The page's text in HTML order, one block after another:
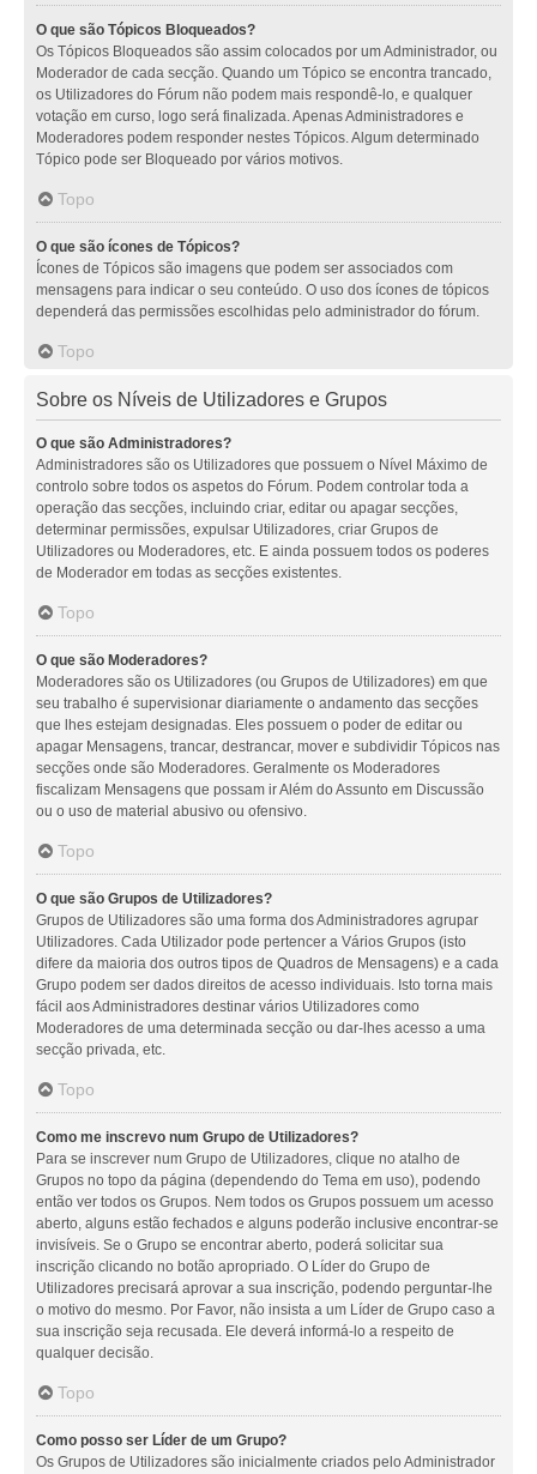
O que são Tópicos Bloqueados?
Os Tópicos Bloqueados são assim colocados por um Administrador, ou
Moderador de cada secção. Quando um Tópico se encontra trancado,
os Utilizadores do Fórum não podem mais respondê-lo, e qualquer
votação em curso, logo será finalizada. Apenas Administradores e
Moderadores podem responder nestes Tópicos. Algum determinado
Tópico pode ser Bloqueado por vários motivos.
Topo
O que são ícones de Tópicos?
Ícones de Tópicos são imagens que podem ser associados com
mensagens para indicar o seu conteúdo. O uso dos ícones de tópicos
dependerá das permissões escolhidas pelo administrador do fórum.
Topo
Sobre os Níveis de Utilizadores e Grupos
O que são Administradores?
Administradores são os Utilizadores que possuem o Nível Máximo de
controlo sobre todos os aspetos do Fórum. Podem controlar toda a
operação das secções, incluindo criar, editar ou apagar secções,
determinar permissões, expulsar Utilizadores, criar Grupos de
Utilizadores ou Moderadores, etc. E ainda possuem todos os poderes
de Moderador em todas as secções existentes.
Topo
O que são Moderadores?
Moderadores são os Utilizadores (ou Grupos de Utilizadores) em que
seu trabalho é supervisionar diariamente o andamento das secções
que lhes estejam designadas. Eles possuem o poder de editar ou
apagar Mensagens, trancar, destrancar, mover e subdividir Tópicos nas
secções onde são Moderadores. Geralmente os Moderadores
fiscalizam Mensagens que possam ir Além do Assunto em Discussão
ou o uso de material abusivo ou ofensivo.
Topo
O que são Grupos de Utilizadores?
Grupos de Utilizadores são uma forma dos Administradores agrupar
Utilizadores. Cada Utilizador pode pertencer a Vários Grupos (isto
difere da maioria dos outros tipos de Quadros de Mensagens) e a cada
Grupo podem ser dados direitos de acesso individuais. Isto torna mais
fácil aos Administradores destinar vários Utilizadores como
Moderadores de uma determinada secção ou dar-lhes acesso a uma
secção privada, etc.
Topo
Como me inscrevo num Grupo de Utilizadores?
Para se inscrever num Grupo de Utilizadores, clique no atalho de
Grupos no topo da página (dependendo do Tema em uso), podendo
então ver todos os Grupos. Nem todos os Grupos possuem um acesso
aberto, alguns estão fechados e alguns poderão inclusive encontrar-se
invisíveis. Se o Grupo se encontrar aberto, poderá solicitar sua
inscrição clicando no botão apropriado. O Líder do Grupo de
Utilizadores precisará aprovar a sua inscrição, podendo perguntar-lhe
o motivo do mesmo. Por Favor, não insista a um Líder de Grupo caso a
sua inscrição seja recusada. Ele deverá informá-lo a respeito de
qualquer decisão.
Topo
Como posso ser Líder de um Grupo?
Os Grupos de Utilizadores são inicialmente criados pelo Administrador